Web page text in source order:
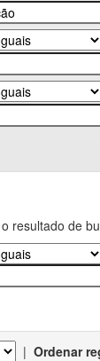
resultado de
| Ordenar